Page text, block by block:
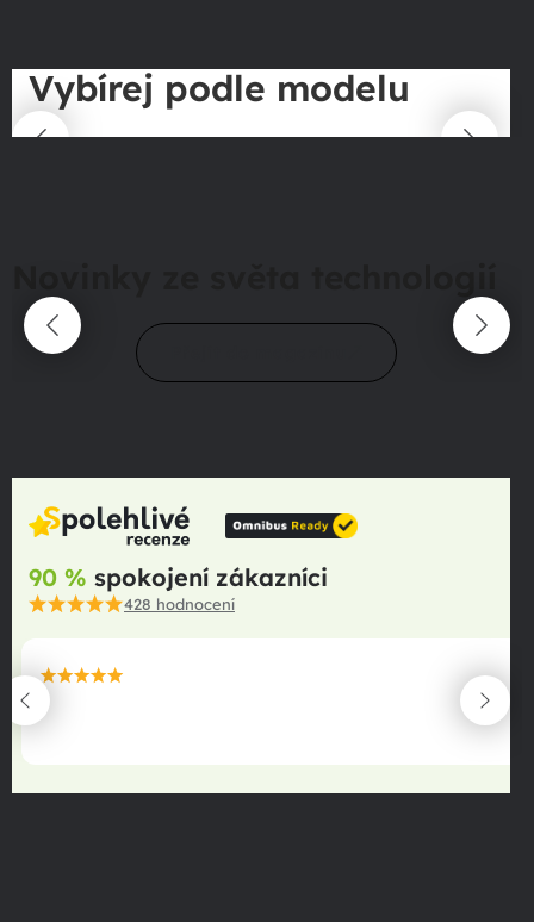
Vybírej podle modelu
90 % spokojení zákazníci
428 hodnocení
maximální spokojenost
22.06.2025